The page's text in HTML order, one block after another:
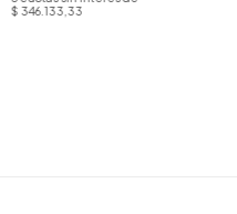
$ 346.133,33